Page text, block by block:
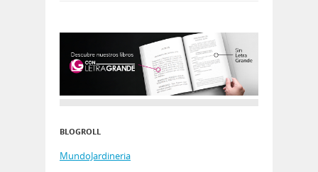
BLOGROLL
MundoJardineria